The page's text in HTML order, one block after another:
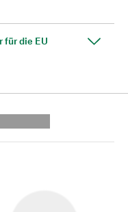
für die EU